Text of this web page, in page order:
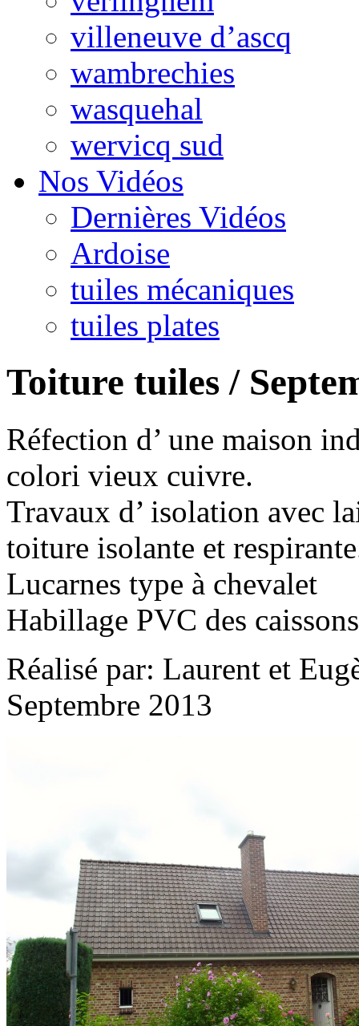
villeneuve d’ascq
wambrechies
wasquehal
wervicq sud
Nos Vidéos
Dernières Vidéos
Ardoise
tuiles mécaniques
tuiles plates
Toiture tuiles /
Réfection d’ une maison
colori vieux cuivre.
Travaux d’ isolation avec
toiture isolante et
Lucarnes type à chevalet
Habillage PVC des
Réalisé par: Laurent et
Septembre 2013